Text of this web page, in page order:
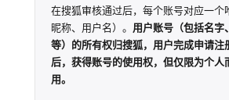
在搜狐审核通过后，每个账号对应一个
昵称、用户名）。 用户账号（包括名字
等）的所有权归搜狐，用户完成申请
后，获得账号的使用权，但仅限为个人
用。